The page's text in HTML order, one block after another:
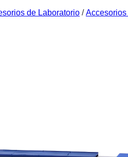
de Laboratorio /